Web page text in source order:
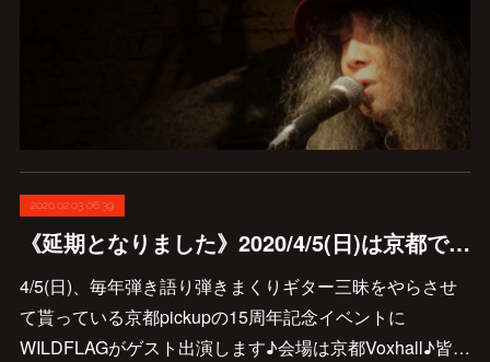
2020.02.03 06:39
《延期となりました》2020/4/5(日)は京都でWILDFLAG‼️
4/5(日)、毎年弾き語り弾きまくりギター三昧をやらさせ
て貰っている京都pickupの15周年記念イベントに
WILDFLAGがゲスト出演します♪会場は京都Voxhall♪皆…